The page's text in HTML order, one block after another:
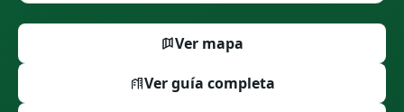
Ver mapa
Ver guía completa